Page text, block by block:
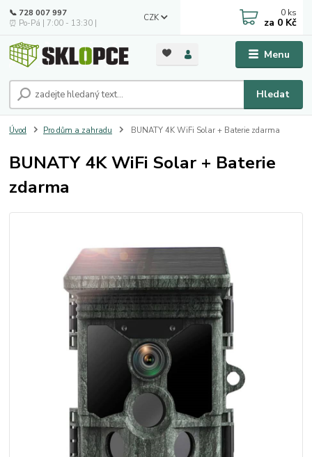
Menu
CZK
Hledat
📞 728 007 997
⏰ Po-Pá | 7:00 - 13:30 |
0 ks
za 0 Kč
Úvod Pro dům a zahradu BUNATY 4K WiFi Solar + Baterie zdarma
BUNATY 4K WiFi Solar + Baterie
zdarma